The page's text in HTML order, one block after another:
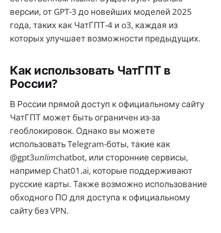
версии, от GPT-3 до новейших моделей 2025
года, таких как ЧатГПТ-4 и o3, каждая из
которых улучшает возможности предыдущих.
Как использовать ЧатГПТ в
России?
В России прямой доступ к официальному сайту
ЧатГПТ может быть ограничен из-за
геоблокировок. Однако вы можете
использовать Telegram-боты, такие как
@gpt3unlimchatbot, или сторонние сервисы,
например Chat01.ai, которые поддерживают
русские карты. Также возможно использование
обходного ПО для доступа к официальному
сайту без VPN.